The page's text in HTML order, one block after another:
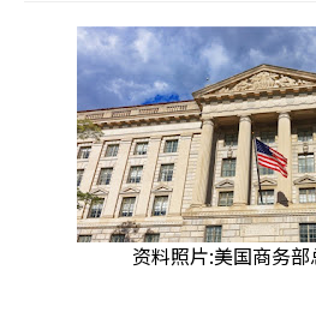
资料照片:美国商务部